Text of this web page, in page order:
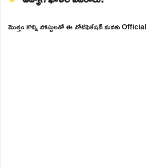
మొత్తం కొన్ని పోస్టులతో ఈ నోటిఫికేషన్ మనకు